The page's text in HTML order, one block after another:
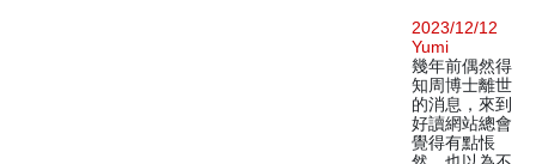
2023/12/12
Yumi
幾年前偶然得
知周博士離世
的消息，來到
好讀網站總會
覺得有點悵